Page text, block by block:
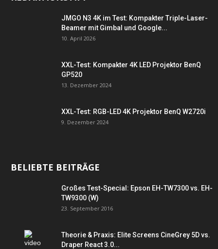
JMGO N3 4K im Test: Kompakter Triple-Laser-
Beamer mit Gimbal und Google...
10. April 2026
XXL-Test: Kompakter 4K LED Projektor BenQ
GP520
13. Dezember 2024
XXL-Test: RGB-LED 4K Projektor BenQ W2720i
9. Dezember 2024
BELIEBTE BEITRÄGE
Großes Test-Special: Epson EH-TW7300 vs. EH-
TW9300 (W)
23. September 2016
Theorie & Praxis: Elite Screens CineGrey 5D vs.
Draper React 3.0...